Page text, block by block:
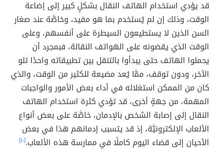
قد يؤدي استخدام الهاتف النقال بشكلٍ كبير إلى إضاعة
الوقت، وذلك إن لم يُستخدم بما هو مفيد، وخاصَّة عند صغار
السن الذين لا يستطيعون السيطرة على أنفسهم، وعلى
الوقت الذي يقضونه على الهواتف النقالة، فبمجرد أن
يحملوا الهاتف حتى يبدأوا بالتنقل بين تطبيقاته واحدًا تلو
الآخر، ودون توقف، ممَّا يُعد مضيعة للكثير من الوقت، والذي
كان من الممكن استغلاله في أداء بعض الأمور والواجبات
المهمة، من جهةٍ أخرى، قد تؤدي كثرة استخدام الهاتف
النقال إلى إصابة الشخص بالإدمان، خاصَّة على بعض أنواع
الألعاب الإلكترونيَّة، إذ قد يتسبب إدمانهم هذا في بعض
الأحيان إلى قضاء اليوم كاملًا في ممارسة هذه الألعاب.[١٠]